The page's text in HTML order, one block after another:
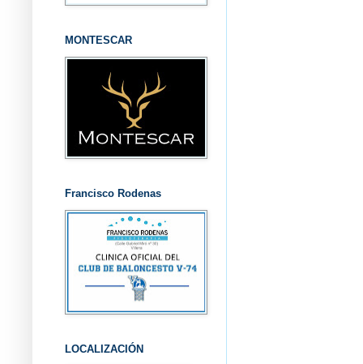
MONTESCAR
Francisco Rodenas
LOCALIZACIÓN